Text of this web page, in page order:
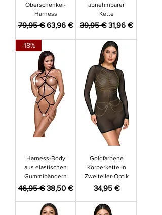
Oberschenkel-
Harness
Standardpreis
79,95 € Sale-Preis
63,96 €
abnehmbarer
Kette
Standardpreis
39,95 € Sale-Preis
31,96 €
-18%
Harness-Body
aus elastischen
Gummibändern
Standardpreis
46,95 € Sale-Preis
38,50 €
Goldfarbene
Körperkette in
Zweiteiler-Optik
Preis
34,95 €